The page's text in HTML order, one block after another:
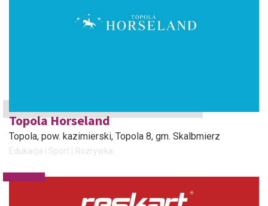
Topola Horseland
Topola, pow. kazimierski, Topola 8, gm. Skalbmierz
Edukacja i Sport Rozrywka